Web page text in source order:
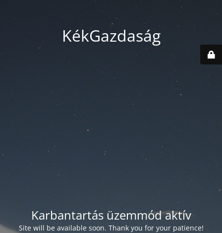
KékGazdaság
Karbantartás üzemmód aktív
Site will be available soon. Thank you for your patience!